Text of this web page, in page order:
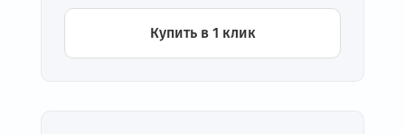
Купить в 1 клик